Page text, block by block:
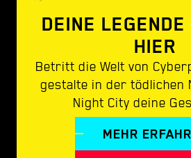
DEINE
HIER
Betritt die Welt von
gestalte in der tödlichen
Night City deine
MEHR